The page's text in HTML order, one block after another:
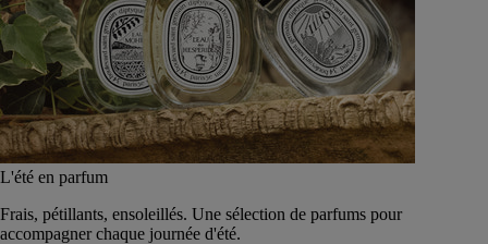
L'été en parfum
Frais, pétillants, ensoleillés. Une sélection de parfums pour
accompagner chaque journée d'été.